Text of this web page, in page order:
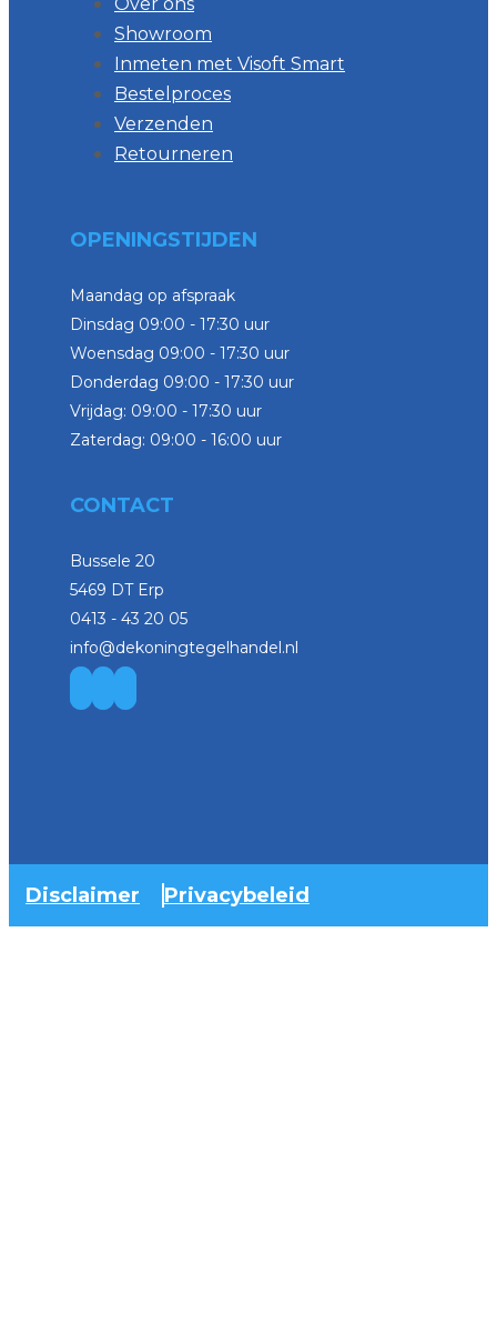
Showroom
Inmeten met Visoft Smart
Bestelproces
Verzenden
Retourneren
OPENINGSTIJDEN
Maandag op afspraak
Dinsdag 09:00 - 17:30 uur
Woensdag 09:00 - 17:30 uur
Donderdag 09:00 - 17:30 uur
Vrijdag: 09:00 - 17:30 uur
Zaterdag: 09:00 - 16:00 uur
CONTACT
Bussele 20
5469 DT Erp
0413 - 43 20 05
info@dekoningtegelhandel.nl
Disclaimer Privacybeleid